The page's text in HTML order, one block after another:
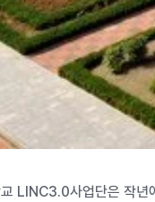
LINC3.0사업단은 작년